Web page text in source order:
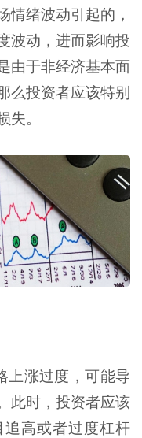
情绪波动引起的，
波动，进而影响投
由于非经济基本面
么投资者应该特别
。
上涨过度，可能导
此时，投资者应该
高或者过度杠杆